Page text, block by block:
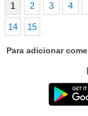
1 2 3 4
14 15
Para adicionar